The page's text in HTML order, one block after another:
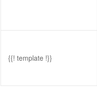
{{! template !}}